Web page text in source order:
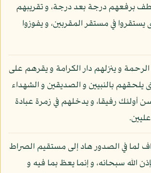
برفعهم درجة بعد درجة، و تقريبهم
في مستقر المقربين، و يفوزوا
و ينزلهم دار الكرامة و يقرهم على
يلحقهم بالنبيين و الصديقين و الشهداء
أولئك رفيقا، و يدخلهم في زمرة عبادة
لما في الصدور هاد إلى مستقيم الصراط
الله سبحانه، و إنما يعظ بما فيه و